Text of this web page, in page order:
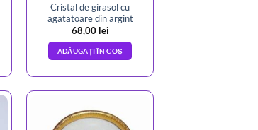
Cristal de girasol cu
agatatoare din argint
68,00 lei
ADĂUGAȚI ÎN COȘ